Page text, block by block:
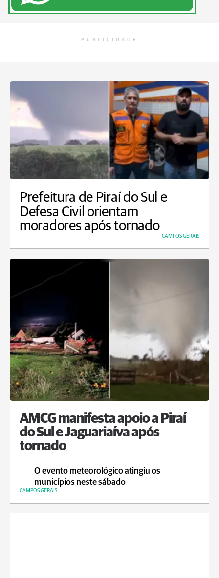
PUBLICIDADE
Prefeitura de Piraí do Sul e
Defesa Civil orientam
moradores após tornado
CAMPOS GERAIS
AMCG manifesta apoio a Piraí
do Sul e Jaguariaíva após
tornado
O evento meteorológico atingiu os
municípios neste sábado
CAMPOS GERAIS